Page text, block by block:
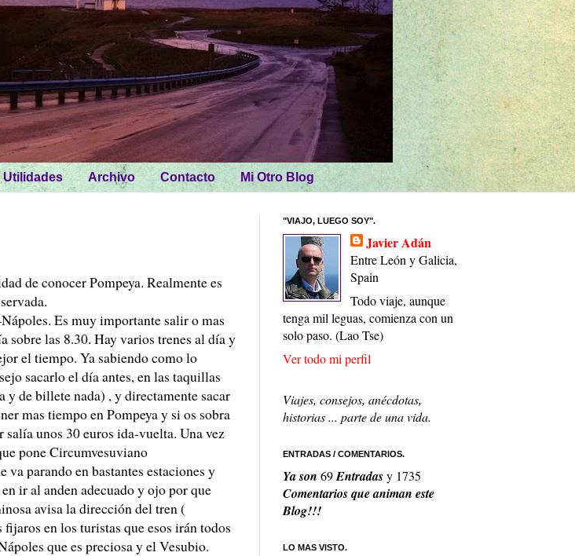
Utilidades Archivo Contacto Mi Otro Blog
de conocer Pompeya. Realmente es
Es muy importante salir o mas
sobre las 8.30. Hay varios trenes al día y
el tiempo. Ya sabiendo como lo
sacarlo el día antes, en las taquillas
y de billete nada) , y directamente sacar
mas tiempo en Pompeya y si os sobra
unos 30 euros ida-vuelta. Una vez
pone Circumvesuviano
va parando en bastantes estaciones y
ir al anden adecuado y ojo por que
avisa la dirección del tren (
en los turistas que esos irán todos
que es preciosa y el Vesubio.
"VIAJO, LUEGO SOY".
Javier Adán
Entre León y Galicia,
Spain
Todo viaje, aunque
tenga mil leguas, comienza con un
solo paso. (Lao Tse)
Ver todo mi perfil
Viajes, consejos, anécdotas,
historias ... parte de una vida.
ENTRADAS / COMENTARIOS.
Ya son 69Entradasy 1735
Comentarios que animan este
Blog!!!
LO MAS VISTO.